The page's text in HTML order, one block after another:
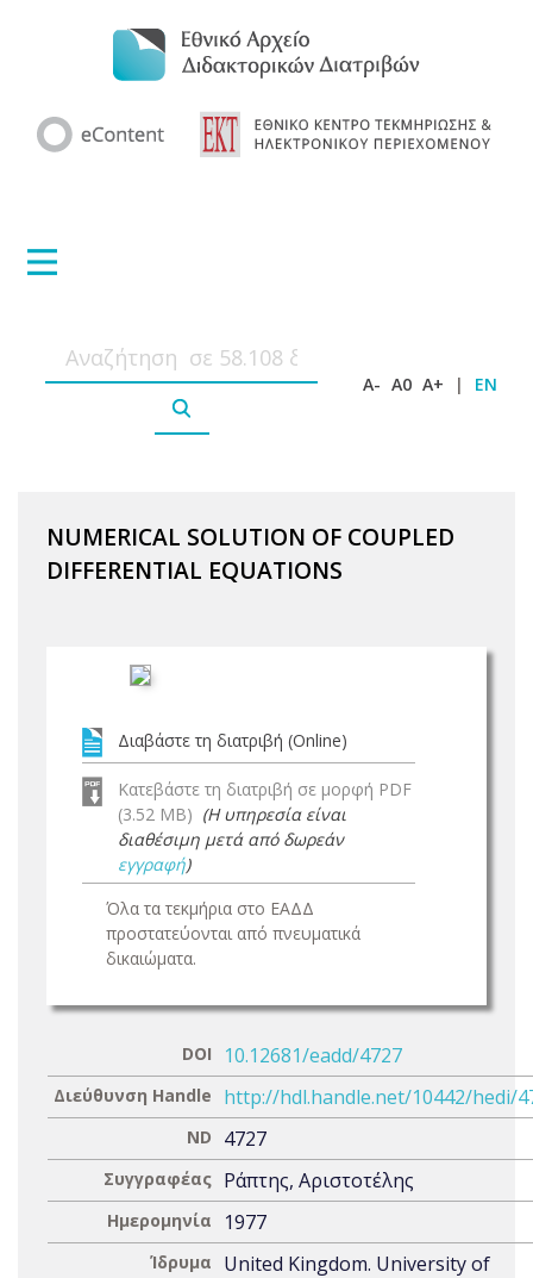
A- A0 A+ | EN
NUMERICAL SOLUTION OF COUPLED
DIFFERENTIAL EQUATIONS
Διαβάστε τη διατριβή (Online)
Κατεβάστε τη διατριβή σε μορφή PDF
(3.52 MB) (Η υπηρεσία είναι
διαθέσιμη μετά από δωρεάν
εγγραφή)
Όλα τα τεκμήρια στο ΕΑΔΔ
προστατεύονται από πνευματικά
δικαιώματα.
DOI 10.12681/eadd/4727
Διεύθυνση Handle http://hdl.handle.net/10442/hedi/
ND 4727
Συγγραφέας Ράπτης, Αριστοτέλης
Ημερομηνία 1977
Ίδρυμα
United Kingdom. University of